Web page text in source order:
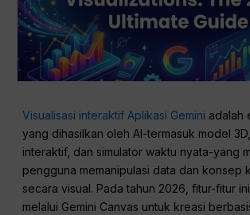
Visualisasi interaktif Aplikasi Gemini adalah
yang dihasilkan oleh AI-termasuk model
interaktif, dan simulator waktu nyata-yang
pengguna memanipulasi data dan konsep
secara visual. Pada tahun 2026, fitur-fitur
melalui Gemini Canvas untuk kreasi